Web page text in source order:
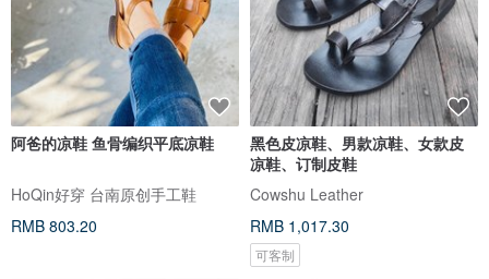
阿爸的凉鞋 鱼骨编织平底凉鞋
HoQin好穿 台南原创手工鞋
RMB 803.20
黑色皮凉鞋、男款凉鞋、女款皮
凉鞋、订制皮鞋
Cowshu Leather
RMB 1,017.30
可客制